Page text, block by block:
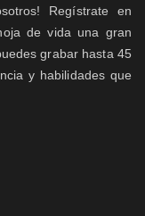
Regístrate en
de vida una gran
grabar hasta 45
y habilidades que